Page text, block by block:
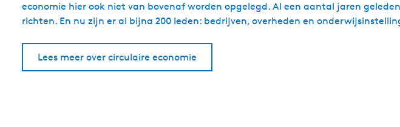
economie hier ook niet van bovenaf worden opgelegd. Al een aantal jaren
richten. En nu zijn er al bijna 200 leden: bedrijven, overheden en
Lees meer over circulaire economie